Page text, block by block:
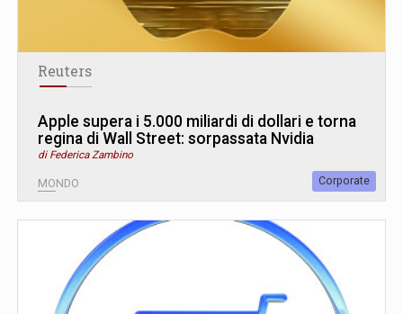
Reuters
Apple supera i 5.000 miliardi di dollari e torna
regina di Wall Street: sorpassata Nvidia
di Federica Zambino
MONDO Corporate